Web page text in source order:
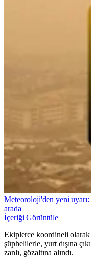
Meteoroloji'den yeni uyarı:
arada
İçeriği Görüntüle
Ekiplerce koordineli olarak
şüphelilerle, yurt dışına
zanlı, gözaltına alındı.